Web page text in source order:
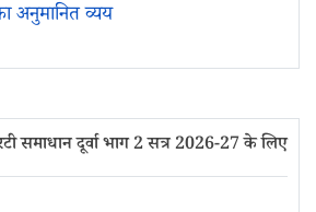
अनुमानित व्यय
समाधान दूर्वा भाग 2 सत्र 2026-27 के लिए